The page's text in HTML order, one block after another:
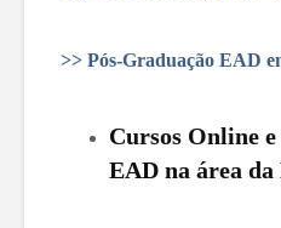
>> Pós-Graduação EAD
Cursos Online
EAD na área da